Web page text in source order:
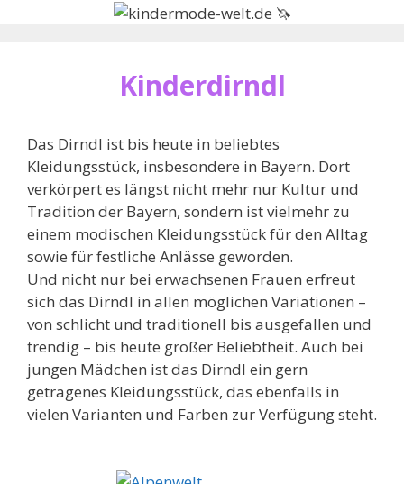
Kinderdirndl
Das Dirndl ist bis heute in beliebtes
Kleidungsstück, insbesondere in Bayern. Dort
verkörpert es längst nicht mehr nur Kultur und
Tradition der Bayern, sondern ist vielmehr zu
einem modischen Kleidungsstück für den Alltag
sowie für festliche Anlässe geworden.
Und nicht nur bei erwachsenen Frauen erfreut
sich das Dirndl in allen möglichen Variationen –
von schlicht und traditionell bis ausgefallen und
trendig – bis heute großer Beliebtheit. Auch bei
jungen Mädchen ist das Dirndl ein gern
getragenes Kleidungsstück, das ebenfalls in
vielen Varianten und Farben zur Verfügung steht.